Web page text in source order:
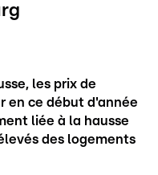
les prix de
en ce début d'année
liée à la hausse
des logements